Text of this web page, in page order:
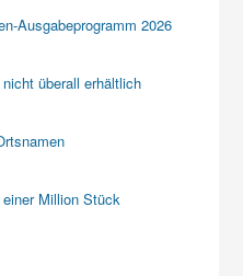
Ausgabeprogramm 2026
überall erhältlich
Million Stück